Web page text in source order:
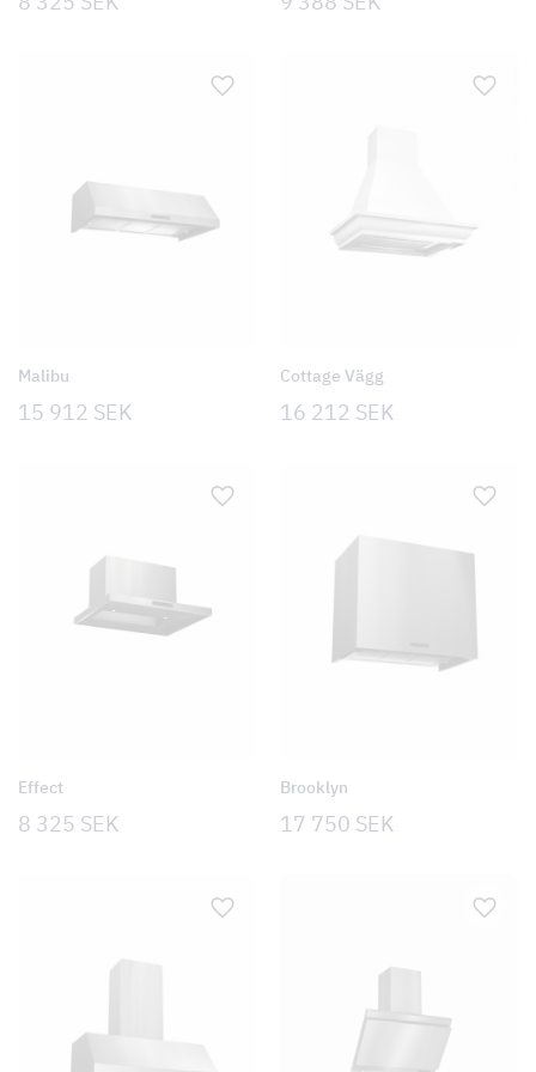
Malibu
15 912 SEK
Cottage Vägg
16 212 SEK
Effect
8 325 SEK
Brooklyn
17 750 SEK